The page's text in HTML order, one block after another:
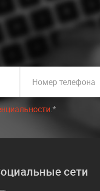
Номер телефона
.*
сети